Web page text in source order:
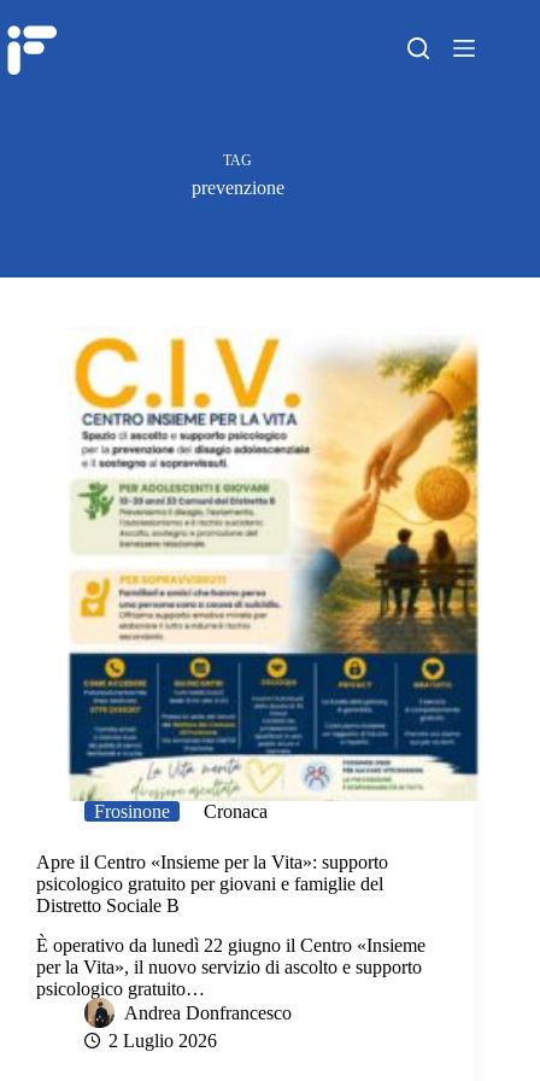
TAG
prevenzione
Frosinone Cronaca
Apre il Centro «Insieme per la Vita»: supporto
psicologico gratuito per giovani e famiglie del
Distretto Sociale B
È operativo da lunedì 22 giugno il Centro «Insieme
per la Vita», il nuovo servizio di ascolto e supporto
psicologico gratuito…
Andrea Donfrancesco
2 Luglio 2026